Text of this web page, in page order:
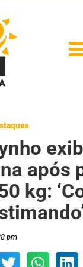
após
kg:
pm